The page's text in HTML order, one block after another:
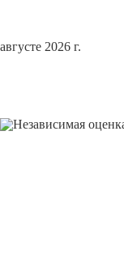
августе 2026 г.